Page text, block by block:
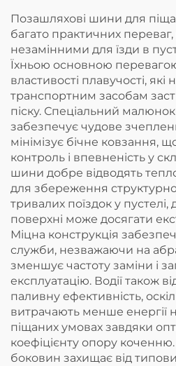
Позашляхові шини для
багато практичних
незамінними для їзди в
Їхньою основною
властивості плавучості, які
транспортним засобам
піску. Спеціальний
забезпечує чудове
мінімізує бічне ковзання,
контроль і впевненість у
шини добре відводять
для збереження структурної
тривалих поїздок у
поверхні може досягати
Міцна конструкція
служби, незважаючи на
зменшує частоту заміни і
експлуатацію. Водії також
паливну ефективність,
витрачають менше енергії
піщаних умовах завдяки
коефіцієнту опору
боковин захищає від